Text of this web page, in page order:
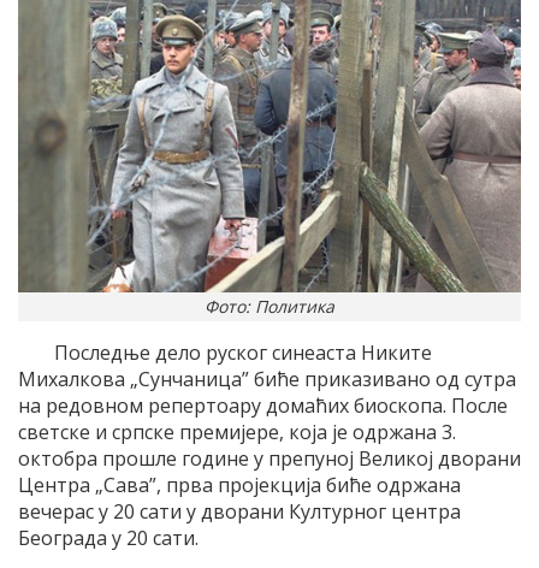
Фото: Политика
Последње дело руског синеаста Никите
Михалкова „Сунчаница” биће приказивано од сутра
на редовном репертоару домаћих биоскопа. После
светске и српске премијере, која је одржана 3.
октобра прошле године у препуној Великој дворани
Центра „Сава”, прва пројекција биће одржана
вечерас у 20 сати у дворани Културног центра
Београда у 20 сати.